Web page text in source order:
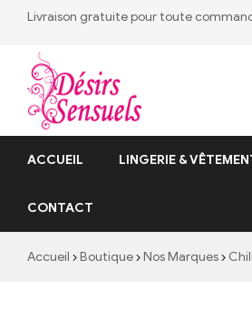
Livraison gratuite pour toute
Desirs
Sensuels
Désirs
Sensuels
ACCUEIL LINGERIE &
CONTACT
Accueil Boutique Nos Marques